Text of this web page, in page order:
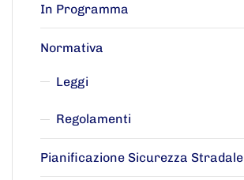
In Programma
Normativa
Leggi
Regolamenti
Pianificazione Sicurezza Stradale